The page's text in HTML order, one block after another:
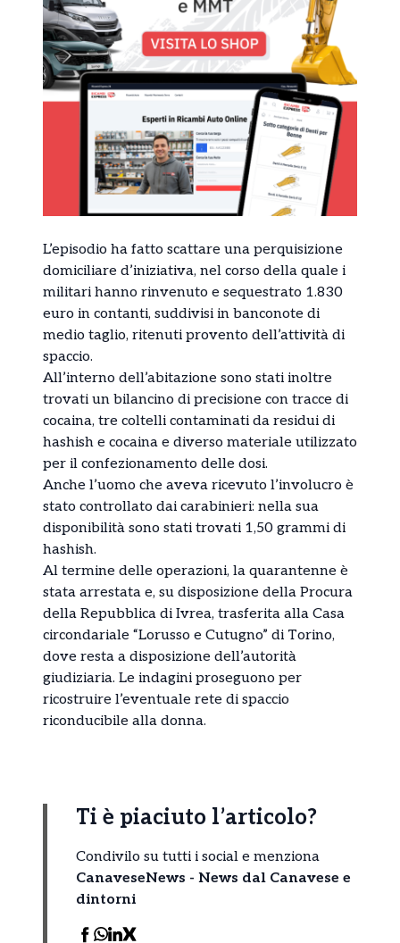
L’episodio ha fatto scattare una perquisizione
domiciliare d’iniziativa, nel corso della quale i
militari hanno rinvenuto e sequestrato 1.830
euro in contanti, suddivisi in banconote di
medio taglio, ritenuti provento dell’attività di
spaccio.
All’interno dell’abitazione sono stati inoltre
trovati un bilancino di precisione con tracce di
cocaina, tre coltelli contaminati da residui di
hashish e cocaina e diverso materiale utilizzato
per il confezionamento delle dosi.
Anche l’uomo che aveva ricevuto l’involucro è
stato controllato dai carabinieri: nella sua
disponibilità sono stati trovati 1,50 grammi di
hashish.
Al termine delle operazioni, la quarantenne è
stata arrestata e, su disposizione della Procura
della Repubblica di Ivrea, trasferita alla Casa
circondariale “Lorusso e Cutugno” di Torino,
dove resta a disposizione dell’autorità
giudiziaria. Le indagini proseguono per
ricostruire l’eventuale rete di spaccio
riconducibile alla donna.
Ti è piaciuto l’articolo?
Condivilo su tutti i social e menziona
CanaveseNews - News dal Canavese e
dintorni